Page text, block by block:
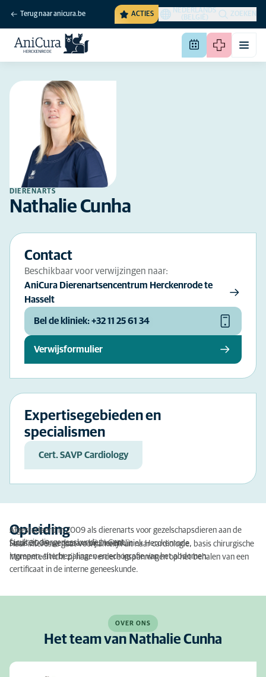
Terug naar anicura.be ACTIES
NEDERLANDS
(BELGIË)
ZOEKEN
DIERENARTS
Nathalie Cunha
Contact
Beschikbaar voor verwijzingen naar:
AniCura Dierenartsencentrum Herckenrode te
Hasselt
Bel de kliniek: +32 11 25 61 34
Verwijsformulier
Expertisegebieden en
specialismen
Cert. SAVP Cardiology
Opleiding
Afgestudeerd in 2009 als dierenarts voor gezelschapsdieren aan de
faculteit diergeneeskunde in Gent.
Sinds 2009 werkzaam bij Dierenkliniek Herckenrode.
Haar interesse gaat voornamelijk uit naar cardiologie, basis chirurgische
ingrepen, titerbepalingen en echografie van het abdomen.
Momenteel richt zij haar verdere inspanningen op het behalen van een
certificaat in de interne geneeskunde.
OVER ONS
Het team van Nathalie Cunha